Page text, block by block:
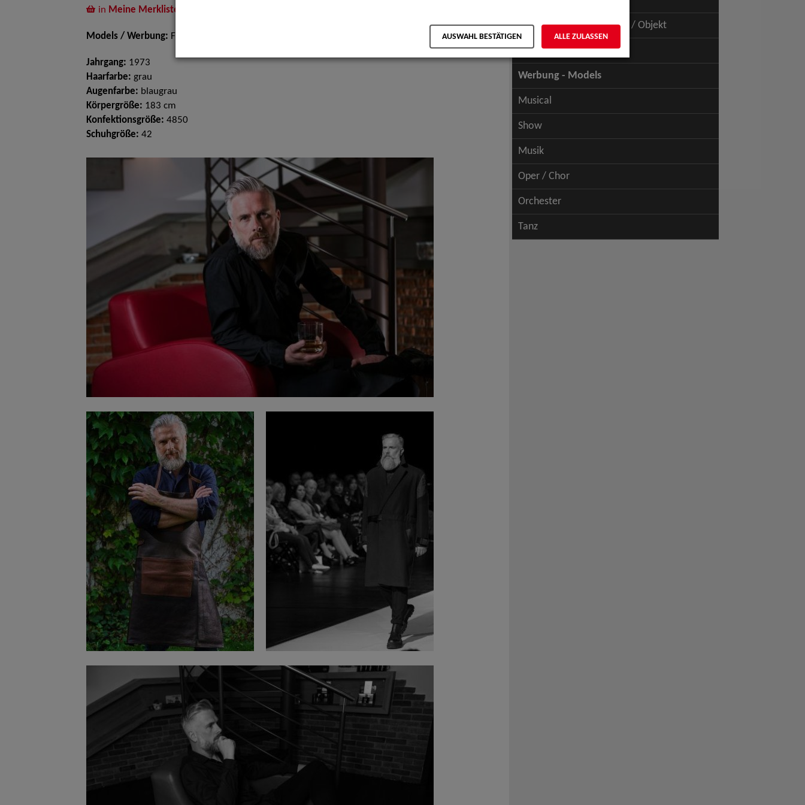
in Meine Merkliste
Models / Werbung: Fotomodell, Dressman
Jahrgang: 1973
Haarfarbe: grau
Augenfarbe: blaugrau
Körpergröße: 183 cm
Konfektionsgröße: 4850
Schuhgröße: 42
Schauspiel - Figur / Puppe / Objekt
Werbung - Talents
Werbung - Models
Musical
Show
Musik
Oper / Chor
Orchester
Tanz
AUSWAHL BESTÄTIGEN ALLE ZULASSEN